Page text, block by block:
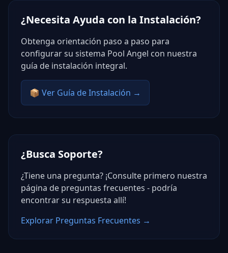
¿Necesita Ayuda con la Instalación?
Obtenga orientación paso a paso para
configurar su sistema Pool Angel con nuestra
guía de instalación integral.
📦 Ver Guía de Instalación →
¿Busca Soporte?
¿Tiene una pregunta? ¡Consulte primero nuestra
página de preguntas frecuentes - podría
encontrar su respuesta allí!
Explorar Preguntas Frecuentes →